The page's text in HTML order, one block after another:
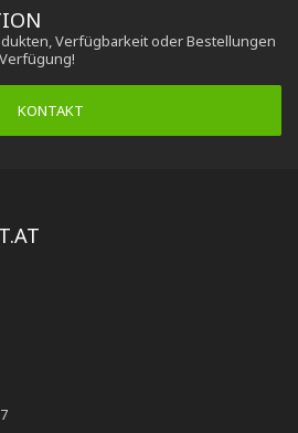
Verfügbarkeit oder Bestellungen
KONTAKT